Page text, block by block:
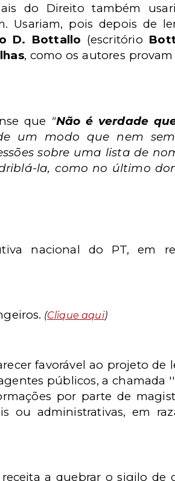
do Direito também
Usariam, pois depois de
D. Bottallo (escritório
, como os autores
que "Não é verdade
um modo que nem
sobre uma lista de
la, como no último
nacional do PT, em
(Clique aqui)
favorável ao projeto de
públicos, a chamada
por parte de
ou administrativas, em
a quebrar o sigilo de